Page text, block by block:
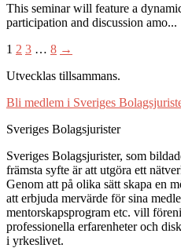
This seminar will feature a
participation and discussion amo...
1 2 3 … 8 →
Utvecklas tillsammans.
Bli medlem i Sveriges
Sveriges Bolagsjurister
Sveriges Bolagsjurister, som
främsta syfte är att utgöra ett
Genom att på olika sätt skapa en
att erbjuda mervärde för sina
mentorskapsprogram etc. vill
professionella erfarenheter och
i yrkeslivet.